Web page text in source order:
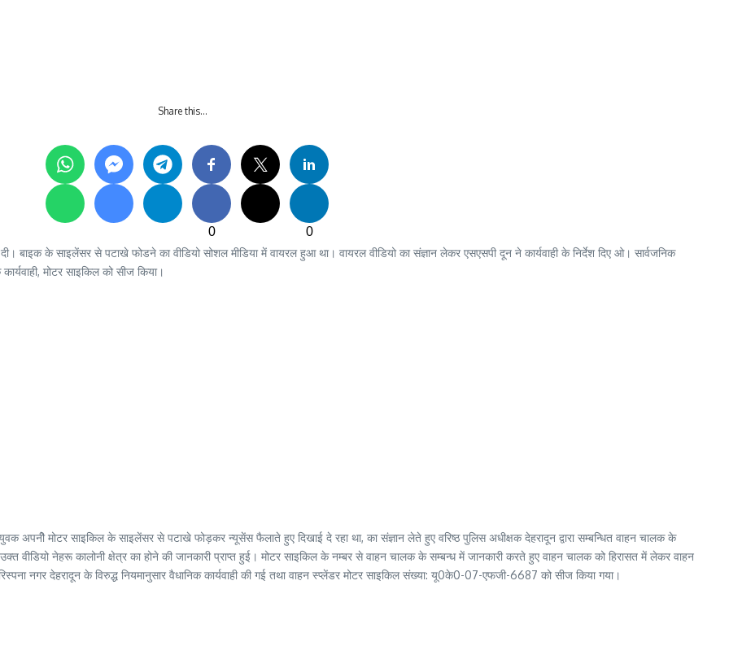
Share this…
0
0
बाइक के साइलेंसर से पटाखे फोडने का वीडियो सोशल मीडिया में वायरल हुआ था। वायरल वीडियो का संज्ञान लेकर एसएसपी दून ने कार्यवाही के निर्देश दिए ओ। सार्वजनिक
मोटर साइकिल को सीज किया।
अपनीे मोटर साइकिल के साइलेंसर से पटाखे फोड़कर न्यूसेंस फैलाते हुए दिखाई दे रहा था, का संज्ञान लेते हुए वरिष्ठ पुलिस अधीक्षक देहरादून द्वारा सम्बन्धित वाहन चालक के
उक्त वीडियो नेहरू कालोनी क्षेत्र का होने की जानकारी प्राप्त हुई। मोटर साइकिल के नम्बर से वाहन चालक के सम्बन्ध में जानकारी करते हुए वाहन चालक को हिरासत में लेकर वाहन
नगर देहरादून के विरुद्ध नियमानुसार वैधानिक कार्यवाही की गई तथा वाहन स्प्लेंडर मोटर साइकिल संख्या: यू0के0-07-एफजी-6687 को सीज किया गया।